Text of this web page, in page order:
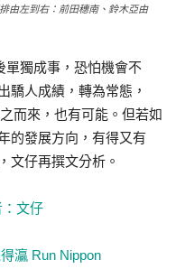
由左到右：前田穗南、鈴木亞由
單獨成事，恐怕機會不
驕人成績，轉為常態，
而來，也有可能。但若如
的發展方向，有得又有
文仔再撰文分析。
文仔
灜 Run Nippon